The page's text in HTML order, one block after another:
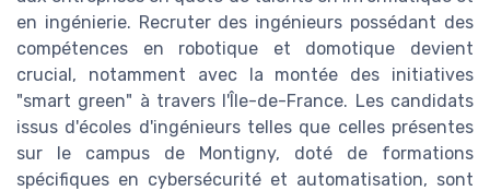
en ingénierie. Recruter des ingénieurs possédant des
compétences en robotique et domotique devient
crucial, notamment avec la montée des initiatives
"smart green" à travers l'Île-de-France. Les candidats
issus d'écoles d'ingénieurs telles que celles présentes
sur le campus de Montigny, doté de formations
spécifiques en cybersécurité et automatisation, sont